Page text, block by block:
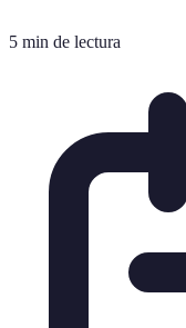
5 min de lectura